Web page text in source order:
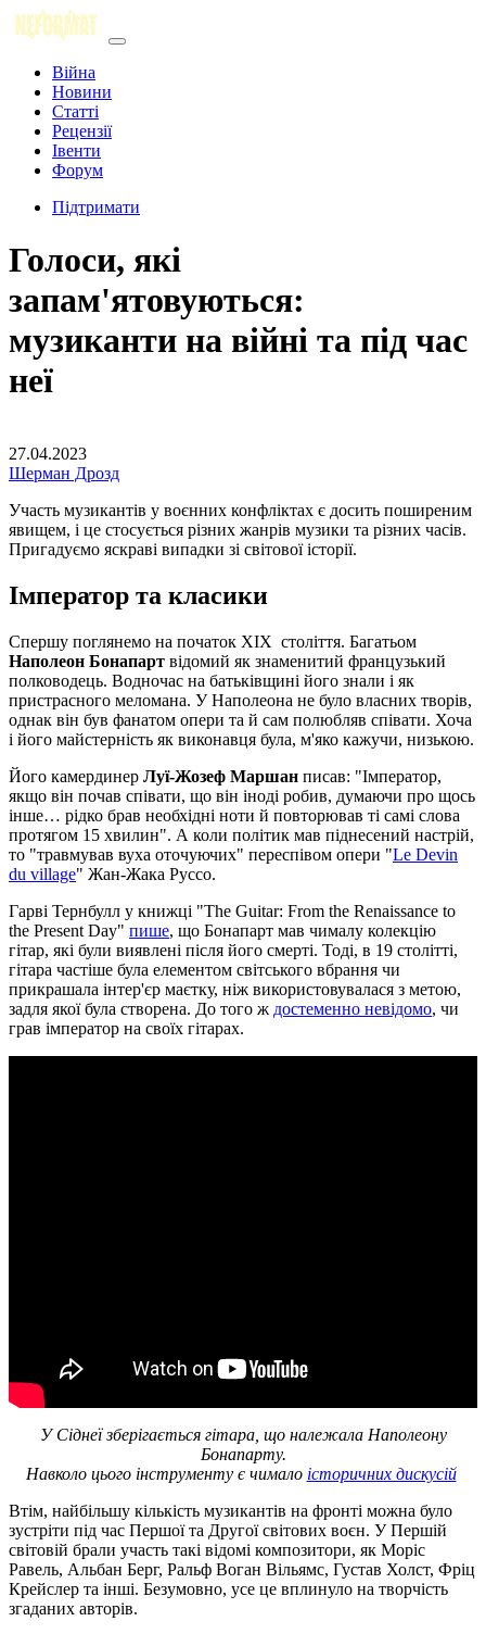
Війна
Новини
Статті
Рецензії
Івенти
Форум
Підтримати
Голоси, які
запам'ятовуються:
музиканти на війні та під час
неї
27.04.2023
Шерман Дрозд
Участь музикантів у воєнних конфліктах є досить поширеним
явищем, і це стосується різних жанрів музики та різних часів.
Пригадуємо яскраві випадки зі світової історії.
Імператор та класики
Спершу поглянемо на початок ХІХ століття. Багатьом
Наполеон Бонапарт відомий як знаменитий французький
полководець. Водночас на батьківщині його знали і як
пристрасного меломана. У Наполеона не було власних творів,
однак він був фанатом опери та й сам полюбляв співати. Хоча
і його майстерність як виконавця була, м'яко кажучи, низькою.
Його камердинер Луї-Жозеф Маршан писав: "Імператор,
якщо він почав співати, що він іноді робив, думаючи про щось
інше… рідко брав необхідні ноти й повторював ті самі слова
протягом 15 хвилин". А коли політик мав піднесений настрій,
то "травмував вуха оточуючих" переспівом опери "Le Devin
du village" Жан-Жака Руссо.
Гарві Тернбулл у книжці "The Guitar: From the Renaissance to
the Present Day" пише, що Бонапарт мав чималу колекцію
гітар, які були виявлені після його смерті. Тоді, в 19 столітті,
гітара частіше була елементом світського вбрання чи
прикрашала інтер'єр маєтку, ніж використовувалася з метою,
задля якої була створена. До того ж достеменно невідомо, чи
грав імператор на своїх гітарах.
У Сіднеї зберігається гітара, що належала Наполеону
Бонапарту.
Навколо цього інструменту є чимало історичних дискусій
Втім, найбільшу кількість музикантів на фронті можна було
зустріти під час Першої та Другої світових воєн. У Першій
світовій брали участь такі відомі композитори, як Моріс
Равель, Альбан Берг, Ральф Воган Вільямс, Густав Холст, Фріц
Крейслер та інші. Безумовно, усе це вплинуло на творчість
згаданих авторів.